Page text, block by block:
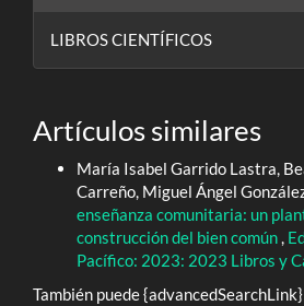
LIBROS CIENTÍFICOS
Artículos similares
María Isabel Garrido Lastra,
Carreño, Miguel Ángel
enseñanza comunitaria: un
construcción del bien común,
Pacífico: 2023: 2023 Libros y
También puede